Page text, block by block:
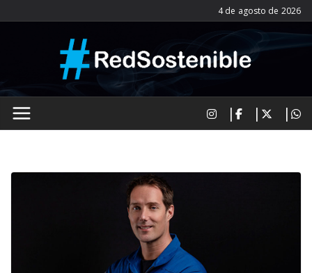
al
4 de agosto de 2026